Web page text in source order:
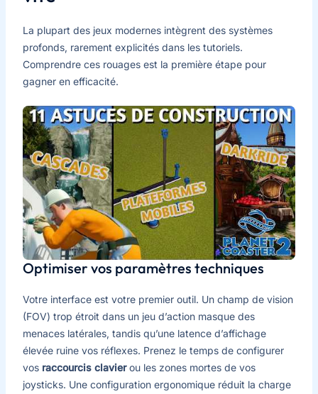
La plupart des jeux modernes intègrent des systèmes
profonds, rarement explicités dans les tutoriels.
Comprendre ces rouages est la première étape pour
gagner en efficacité.
Optimiser vos paramètres techniques
Votre interface est votre premier outil. Un champ de vision
(FOV) trop étroit dans un jeu d’action masque des
menaces latérales, tandis qu’une latence d’affichage
élevée ruine vos réflexes. Prenez le temps de configurer
vos raccourcis clavierou les zones mortes de vos
joysticks. Une configuration ergonomique réduit la charge